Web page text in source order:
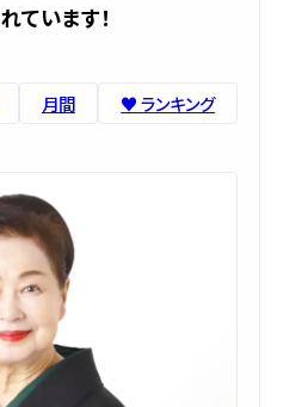
ています！
月間 ♥️ ランキング